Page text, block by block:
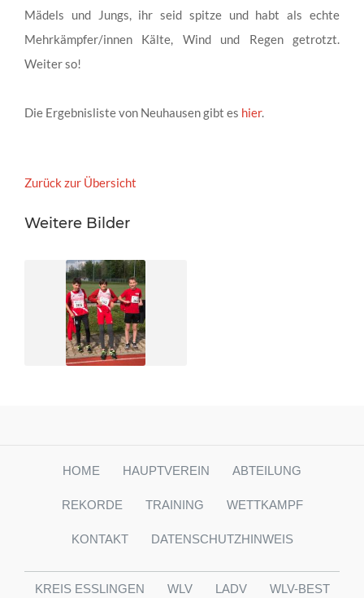
Mädels und Jungs, ihr seid spitze und habt als echte
Mehrkämpfer/innen Kälte, Wind und Regen getrotzt.
Weiter so!
Die Ergebnisliste von Neuhausen gibt es hier.
Zurück zur Übersicht
Weitere Bilder
HOME HAUPTVEREIN ABTEILUNG
REKORDE TRAINING WETTKAMPF
KONTAKT DATENSCHUTZHINWEIS
KREIS ESSLINGEN WLV LADV WLV-BEST